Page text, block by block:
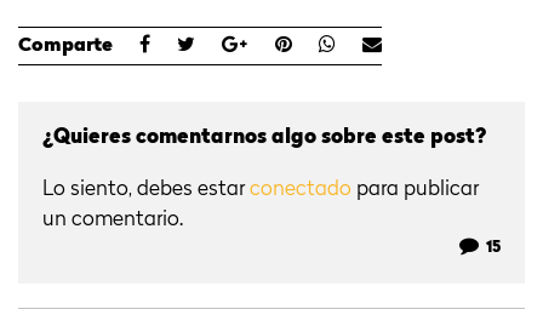
Comparte
¿Quieres comentarnos algo sobre este post?
Lo siento, debes estarconectado para publicar
un comentario.
15